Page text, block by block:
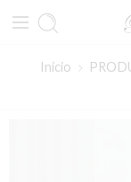
Inicio